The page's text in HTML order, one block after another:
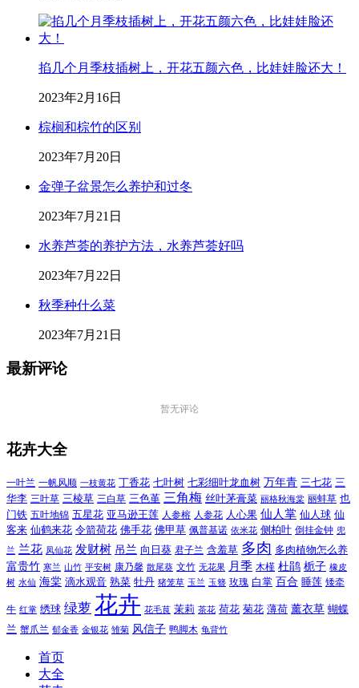
掐几个月季枝插树上，开花五颜六色，比娃娃脸还大！
2023年2月16日
棕榈和棕竹的区别
2023年7月20日
金弹子盆景怎么养护和过冬
2023年7月21日
水养芦荟的养护方法，水养芦荟好吗
2023年7月22日
秋季种什么菜
2023年7月21日
最新评论
暂无评论
花卉大全
一叶兰 一帆风顺 一枝黄花 丁香花 七叶树 七彩细叶龙血树 万年青 三七花 三
华李 三叶草 三棱草 三白草 三色堇 三角梅 丝叶茅膏菜 丽格秋海棠 丽蚌草 也
门铁 五叶地锦 五星花 亚马逊王莲 人参榕 人参花 人心果 仙人掌 仙人球 仙
客来 仙鹤来花 令箭荷花 佛手花 佛甲草 佩普基诺 依米花 侧柏叶 倒挂金钟 兜
兰 兰花 凤仙花 发财树 吊兰 向日葵 君子兰 含羞草 多肉 多肉植物怎么养
富贵竹 寒兰 山竹 平安树 康乃馨 散尾葵 文竹 无花果 月季 木槿 杜鹃 栀子 橡皮
树 水仙 海棠 滴水观音 熟菜 牡丹 猪笼草 玉兰 玉簪 玫瑰 白掌 百合 睡莲 矮牵
牛 红掌 绣球 绿萝 花卉 花毛茛 茉莉 茶花 荷花 菊花 薄荷 薰衣草 蝴蝶
兰 蟹爪兰 郁金香 金银花 雏菊 风信子 鸭脚木 龟背竹
首页
大全